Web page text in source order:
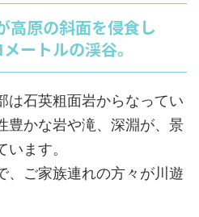
高原の斜面を侵食し
ートルの渓谷。
は石英粗面岩からなってい
豊かな岩や滝、深淵が、景
ます。
、ご家族連れの方々が川遊